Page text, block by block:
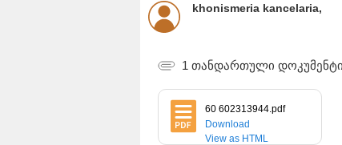
khonismeria kancelaria,
1 თანდართული დოკუმენტი
60 602313944.pdf
Download
View as HTML